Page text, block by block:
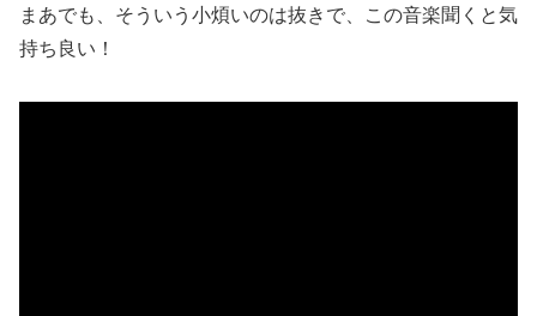
まあでも、そういう小煩いのは抜きで、この音楽聞くと気
持ち良い！